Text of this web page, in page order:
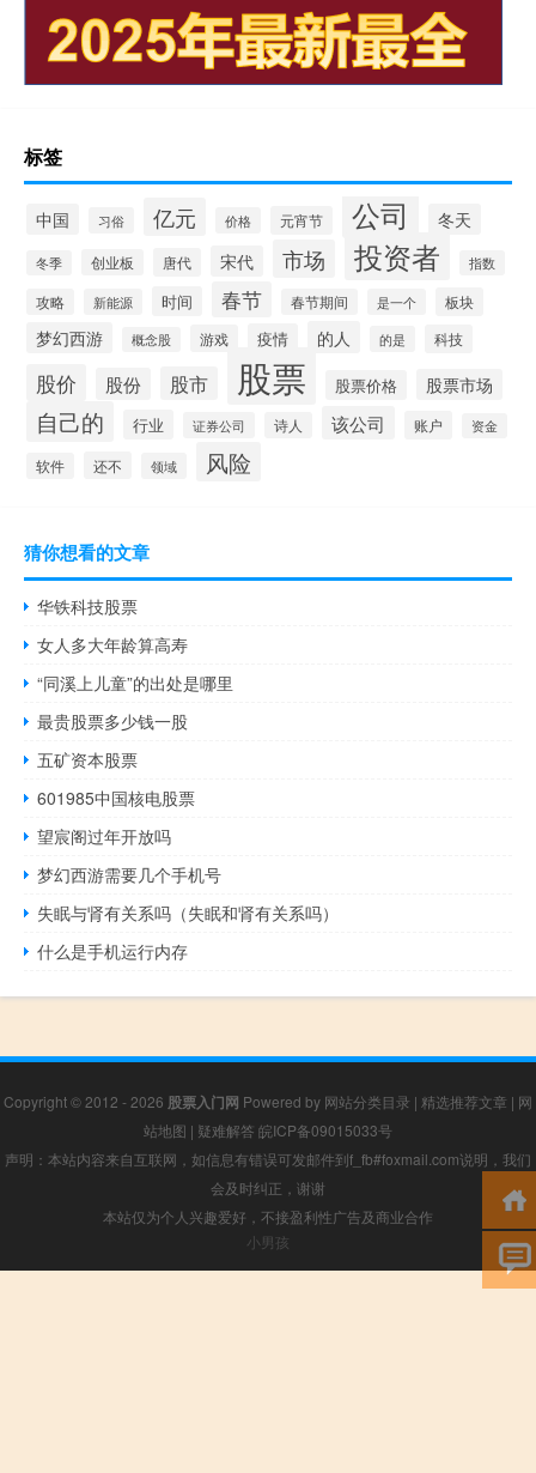
标签
中国 习俗 亿元 价格 元宵节 公司 冬天
冬季 创业板 唐代 宋代 市场 投资者 指数
攻略 新能源 时间 春节 春节期间 是一个 板块
梦幻西游 概念股 游戏 疫情 的人 的是 科技
股价 股份 股市 股票 股票价格 股票市场
自己的 行业 证券公司 诗人 该公司 账户 资金
软件 还不 领域 风险
猜你想看的文章
华铁科技股票
女人多大年龄算高寿
“同溪上儿童”的出处是哪里
最贵股票多少钱一股
五矿资本股票
601985中国核电股票
望宸阁过年开放吗
梦幻西游需要几个手机号
失眠与肾有关系吗（失眠和肾有关系吗）
什么是手机运行内存
Copyright © 2012 - 2026 股票入门网 Powered by 网站分类目录 | 精选推荐文章 | 网
站地图 | 疑难解答 皖ICP备09015033号
声明：本站内容来自互联网，如信息有错误可发邮件到f_fb#foxmail.com说明，我们
会及时纠正，谢谢
本站仅为个人兴趣爱好，不接盈利性广告及商业合作
小男孩